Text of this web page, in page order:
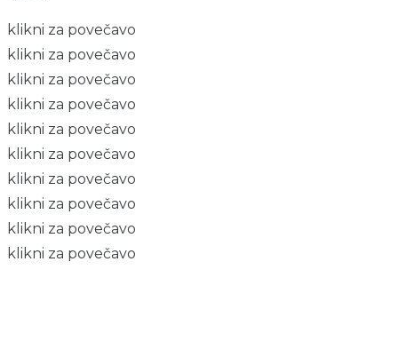
klikni za povečavo
klikni za povečavo
klikni za povečavo
klikni za povečavo
klikni za povečavo
klikni za povečavo
klikni za povečavo
klikni za povečavo
klikni za povečavo
klikni za povečavo